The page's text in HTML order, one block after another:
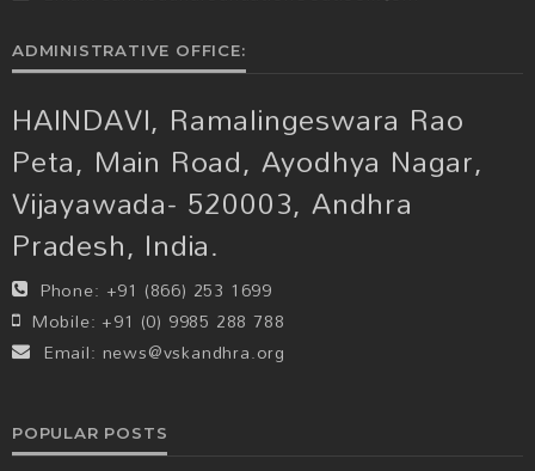
ADMINISTRATIVE OFFICE:
HAINDAVI, Ramalingeswara Rao
Peta, Main Road, Ayodhya Nagar,
Vijayawada- 520003, Andhra
Pradesh, India.
Phone: +91 (866) 253 1699
Mobile: +91 (0) 9985 288 788
Email: news@vskandhra.org
POPULAR POSTS